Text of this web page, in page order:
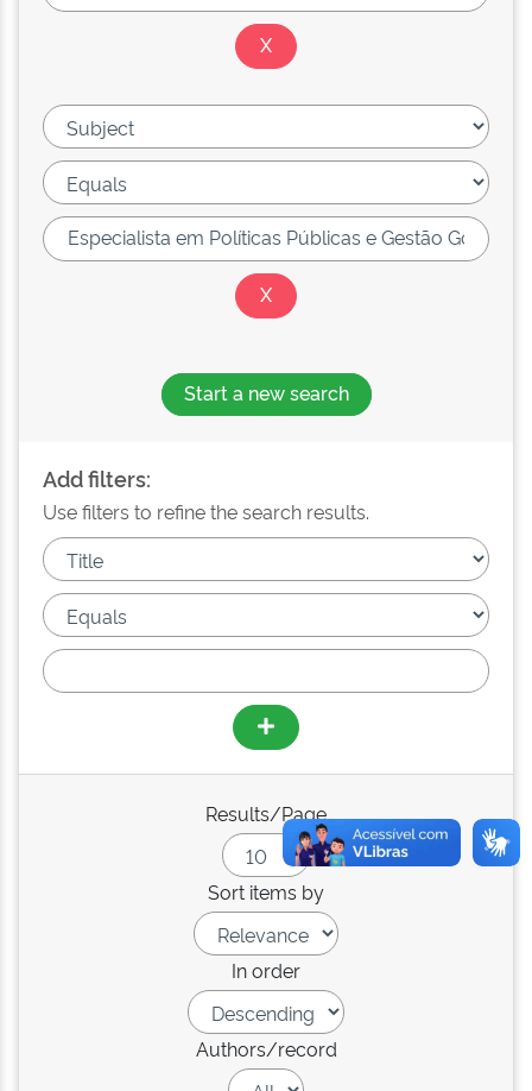
Start a new search
Add filters:
Use filters to refine the search results.
Results/Page
Sort items by
In order
Authors/record